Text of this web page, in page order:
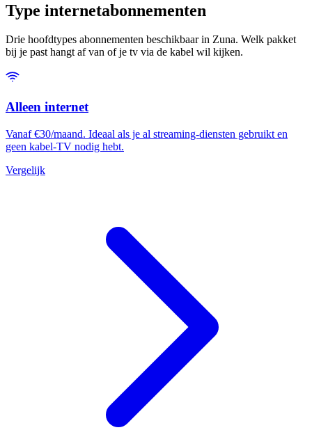
Type internetabonnementen
Drie hoofdtypes abonnementen beschikbaar in Zuna. Welk pakket
bij je past hangt af van of je tv via de kabel wil kijken.
Alleen internet
Vanaf €30/maand. Ideaal als je al streaming-diensten gebruikt en
geen kabel-TV nodig hebt.
Vergelijk